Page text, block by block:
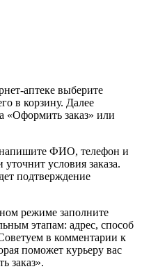
аптеке выберите
в корзину. Далее
«Оформить заказ» или
напишите ФИО, телефон и
условия заказа.
подтверждение
режиме заполните
этапам: адрес, способ
в комментарии к
поможет курьеру вас
заказ».